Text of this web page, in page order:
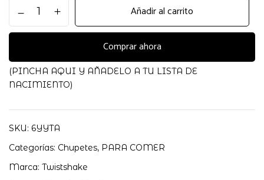
CHUPETES
+6M
AZUL/VERDE
cantidad
Añadir al carrito
Comprar ahora
(PINCHA AQUI Y AÑADELO A TU LISTA DE
NACIMIENTO)
SKU: 6YYTA
Categorías: Chupetes, PARA COMER
Marca: Twistshake